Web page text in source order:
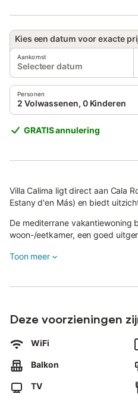
Kies een datum voor exacte
Aankomst
Selecteer datum
Personen
2 Volwassenen, 0 Kinderen
GRATIS annulering
Villa Calima ligt direct aan Cala
Estany d'en Más) en biedt
De mediterrane vakantiewoning
woon-/eetkamer, een goed
geschikt voor 4 personen.
In het mooie buitengedeelte
met uitzicht op de turquoise,
Hier kunnen jullie samen van de
afsluiten met een glas wijn in de
terras.
Toon meer
Deze voorzieningen
WiFi
Balkon
TV